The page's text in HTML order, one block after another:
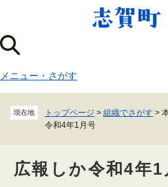
ジ
の
頭
で
メニューを飛ば
メニュー ・ さがす
現在地 トップページ > 組織でさがす >
令和4年1月号
広報しか令和4年1